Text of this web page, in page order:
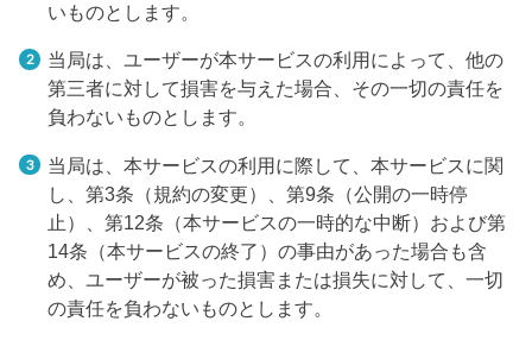
いものとします。
当局は、ユーザーが本サービスの利用によって、他の
第三者に対して損害を与えた場合、その一切の責任を
負わないものとします。
当局は、本サービスの利用に際して、本サービスに関
し、第3条（規約の変更）、第9条（公開の一時停
止）、第12条（本サービスの一時的な中断）および第
14条（本サービスの終了）の事由があった場合も含
め、ユーザーが被った損害または損失に対して、一切
の責任を負わないものとします。